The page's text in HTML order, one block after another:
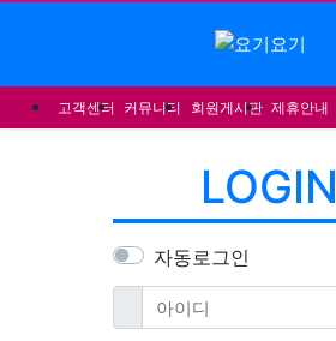
고객센터 커뮤니티 회원게시판 제휴안내
LOGIN
자동로그인
아이디필수